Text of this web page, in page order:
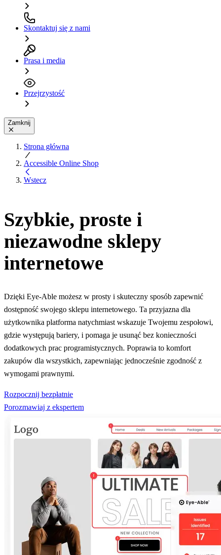
Skontaktuj się z nami
Prasa i media
Przejrzystość
Zamknij
Strona główna
Accessible Online Shop
Wstecz
Szybkie, proste i
niezawodne sklepy
internetowe
Dzięki Eye-Able możesz w prosty i skuteczny sposób zapewnić
dostępność swojego sklepu internetowego. Ta przyjazna dla
użytkownika platforma natychmiast wskazuje Twojemu zespołowi,
gdzie występują bariery, i pomaga je usunąć bez konieczności
dodatkowych prac programistycznych. Poprawia to komfort
zakupów dla wszystkich, zapewniając jednocześnie zgodność z
wymogami prawnymi.
Rozpocznij bezpłatnie
Porozmawiaj z ekspertem